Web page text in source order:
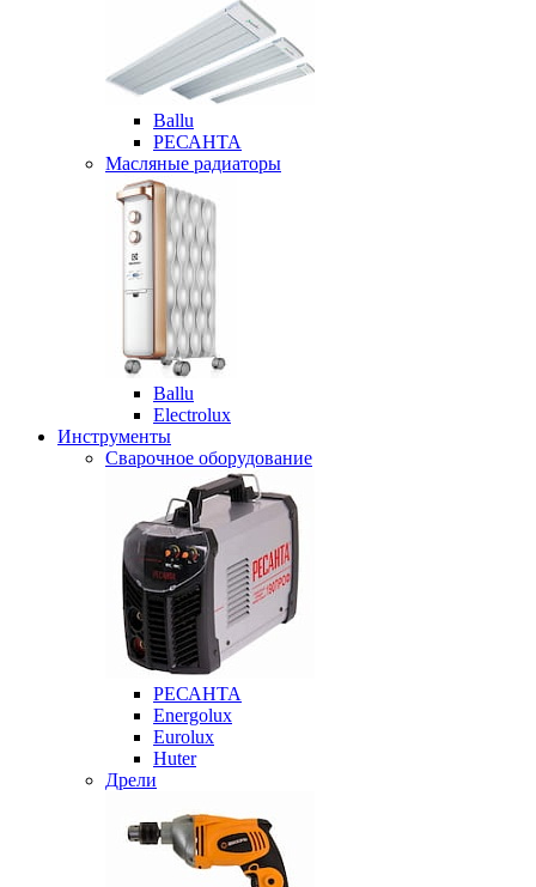
Ballu
РЕСАНТА
Масляные радиаторы
Ballu
Electrolux
Инструменты
Сварочное оборудование
РЕСАНТА
Energolux
Eurolux
Huter
Дрели